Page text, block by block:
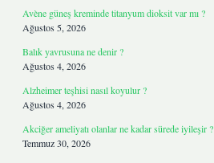
Avène güneş kreminde titanyum dioksit var mı ?
Ağustos 5, 2026
Balık yavrusuna ne denir ?
Ağustos 4, 2026
Alzheimer teşhisi nasıl koyulur ?
Ağustos 4, 2026
Akciğer ameliyatı olanlar ne kadar sürede iyileşir ?
Temmuz 30, 2026